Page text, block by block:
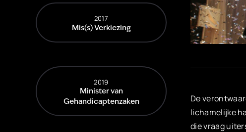
2017
Mis(s) Verkiezing
2019
Minister van
Gehandicaptenzaken
De
lichamelijke
die vraag